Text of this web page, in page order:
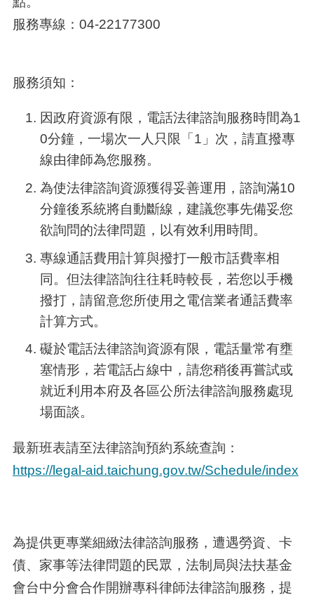
服務專線：04-22177300
服務須知：
因政府資源有限，電話法律諮詢服務時間為1
0分鐘，一場次一人只限「1 」次，請直撥專
線由律師為您服務。
為使法律諮詢資源獲得妥善運用，諮詢滿10
分鐘後系統將自動斷線，建議您事先備妥您
欲詢問的法律問題，以有效利用時間。
專線通話費用計算與撥打一般市話費率相
同。但法律諮詢往往耗時較長，若您以手機
撥打，請留意您所使用之電信業者通話費率
計算方式。
礙於電話法律諮詢資源有限，電話量常有壅
塞情形，若電話占線中，請您稍後再嘗試或
就近利用本府及各區公所法律諮詢服務處現
場面談。
最新班表請至法律諮詢預約系統查詢：
https://legal-aid.taichung.gov.tw/Schedule/index
為提供更專業細緻法律諮詢服務，遭遇勞資、卡
債、家事等法律問題的民眾，法制局與法扶基金
會台中分會合作開辦專科律師法律諮詢服務，提